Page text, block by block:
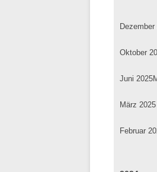
Dezember
Oktober
Juni 2025
März 2025
Februar